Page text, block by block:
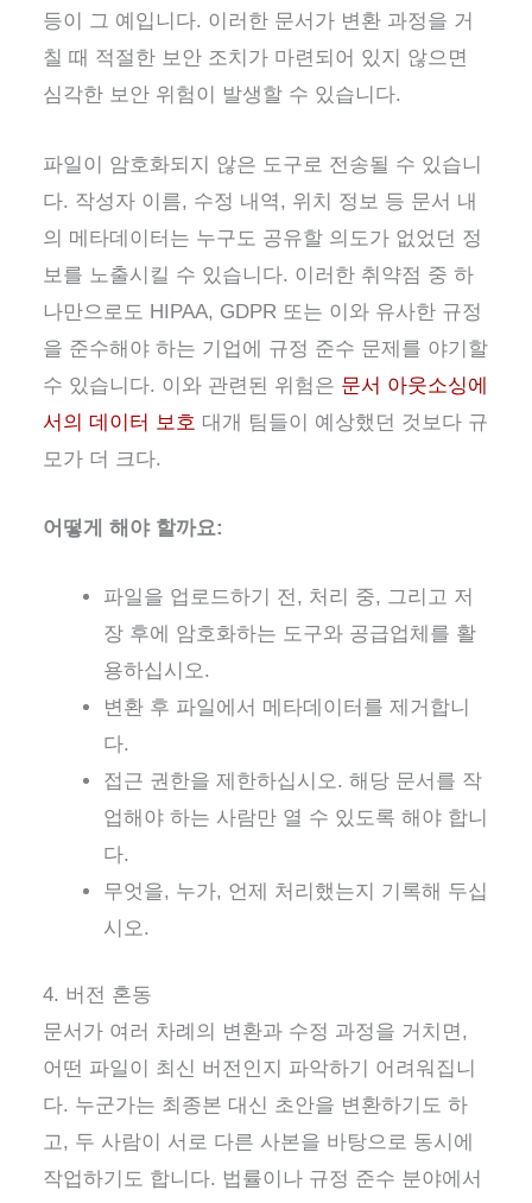
등이 그 예입니다. 이러한 문서가 변환 과정을 거
칠 때 적절한 보안 조치가 마련되어 있지 않으면
심각한 보안 위험이 발생할 수 있습니다.
파일이 암호화되지 않은 도구로 전송될 수 있습니
다. 작성자 이름, 수정 내역, 위치 정보 등 문서 내
의 메타데이터는 누구도 공유할 의도가 없었던 정
보를 노출시킬 수 있습니다. 이러한 취약점 중 하
나만으로도 HIPAA, GDPR 또는 이와 유사한 규정
을 준수해야 하는 기업에 규정 준수 문제를 야기할
수 있습니다. 이와 관련된 위험은 문서 아웃소싱에
서의 데이터 보호 대개 팀들이 예상했던 것보다 규
모가 더 크다.
어떻게 해야 할까요:
파일을 업로드하기 전, 처리 중, 그리고 저
장 후에 암호화하는 도구와 공급업체를 활
용하십시오.
변환 후 파일에서 메타데이터를 제거합니
다.
접근 권한을 제한하십시오. 해당 문서를 작
업해야 하는 사람만 열 수 있도록 해야 합니
다.
무엇을, 누가, 언제 처리했는지 기록해 두십
시오.
4. 버전 혼동
문서가 여러 차례의 변환과 수정 과정을 거치면,
어떤 파일이 최신 버전인지 파악하기 어려워집니
다. 누군가는 최종본 대신 초안을 변환하기도 하
고, 두 사람이 서로 다른 사본을 바탕으로 동시에
작업하기도 합니다. 법률이나 규정 준수 분야에서